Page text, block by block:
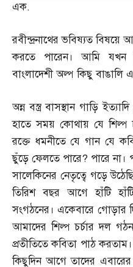
এক.
রবীন্দ্রনাথের ভবিষ্যত বিষয়ে
করতে পারেন। আমি যখন
বাংলাদেশী অল্প কিছু বাঙালি
অন্ন বস্ত্র বাসস্থান গাড়ি
হাতে সময় কোথায় যে শিল্প
রক্তে ধমনীতে যে গান যে
ছুঁড়ে ফেলতে পারে? পারে না।
সালেকিনের নেতৃত্বে গড়ে
তিরিশ বছর আগে হাঁটি
সংগঠনের। একেবারে গোড়ার
আমাদের শিল্প চর্চার দল
প্রতীতিতে কবিতা পাঠ
কিছুদিন আগে তাদের এবারের